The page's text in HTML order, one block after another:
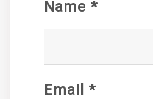
Name *
Email *